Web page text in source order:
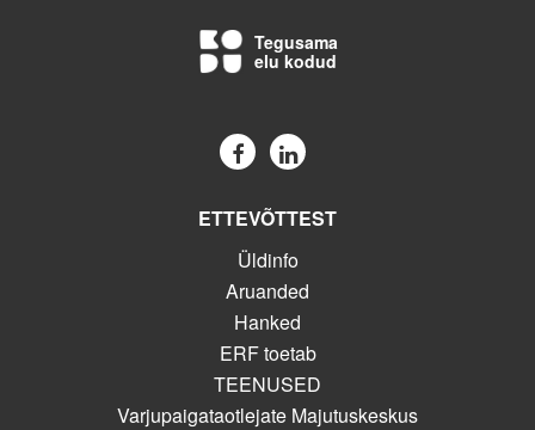
Tegusama
elu kodud
ETTEVÕTTEST
Üldinfo
Aruanded
Hanked
ERF toetab
TEENUSED
Varjupaigataotlejate Majutuskeskus